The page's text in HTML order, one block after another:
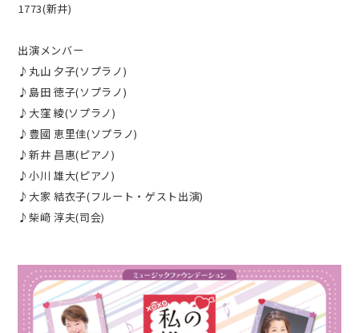
1773(新井)
出演メンバー
♪丸山 夕子(ソプラノ)
♪島田 徳子(ソプラノ)
♪大窪 綾(ソプラノ)
♪豊國 恵里佳(ソプラノ)
♪新井 昌惠(ピアノ)
♪小川 雄大(ピアノ)
♪大家 結衣子(フルート・ゲスト出演)
♪柴﨑 淳夫(司会)